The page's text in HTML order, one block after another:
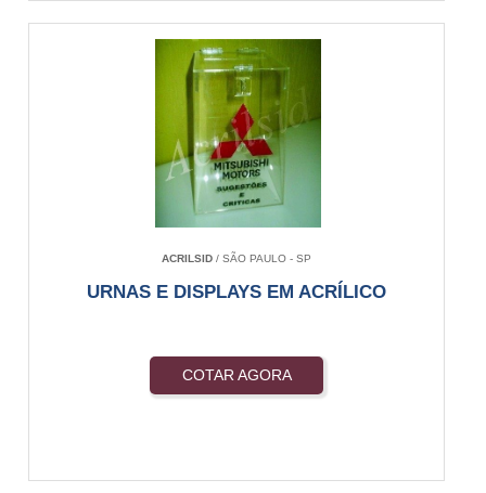
ACRILSID / SÃO PAULO - SP
URNAS E DISPLAYS EM ACRÍLICO
COTAR AGORA